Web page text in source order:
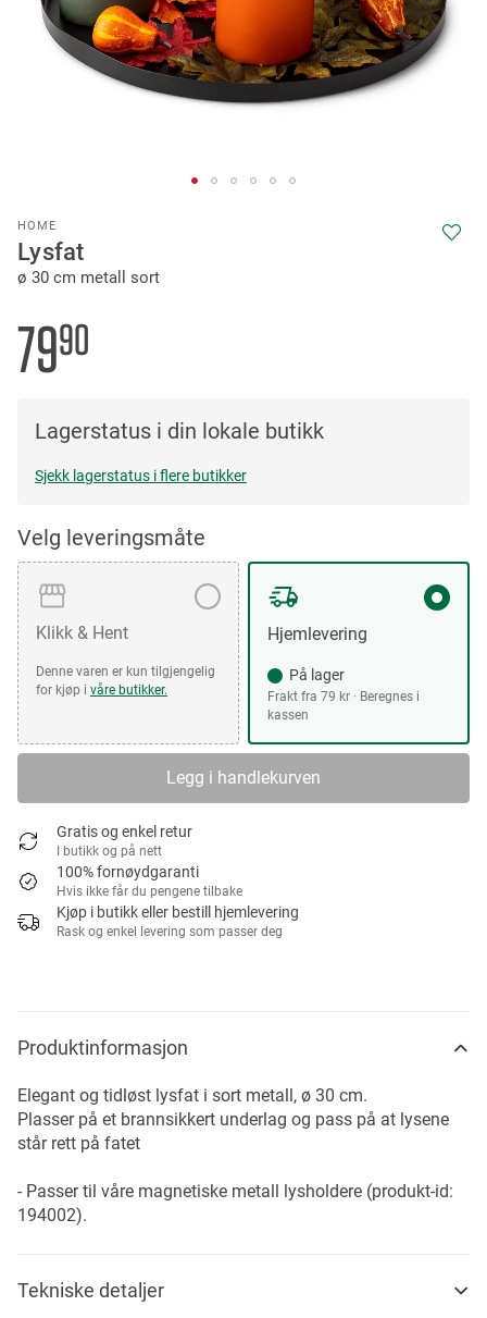
HOME
Lysfat
ø 30 cm metall sort
7990
Lagerstatus i din lokale butikk
Sjekk lagerstatus i flere butikker
Velg leveringsmåte
Klikk & Hent
Denne varen er kun tilgjengelig
for kjøp i våre butikker.
Hjemlevering
På lager
Frakt fra 79 kr · Beregnes i
kassen
Legg i handlekurven
Gratis og enkel retur
I butikk og på nett
100% fornøydgaranti
Hvis ikke får du pengene tilbake
Kjøp i butikk eller bestill hjemlevering
Rask og enkel levering som passer deg
to
the
beginning
the
images
gallery
Produktinformasjon
Elegant og tidløst lysfat i sort metall, ø 30 cm.
Plasser på et brannsikkert underlag og pass på at lysene
står rett på fatet
- Passer til våre magnetiske metall lysholdere (produkt-id:
194002).
Tekniske detaljer